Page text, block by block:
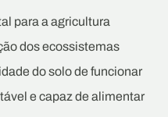
para a agricultura
dos ecossistemas
do solo de funcionar
e capaz de alimentar